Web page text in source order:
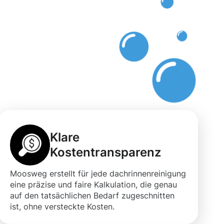
Klare
Kostentransparenz
Moosweg erstellt für jede dachrinnenreinigung
eine präzise und faire Kalkulation, die genau
auf den tatsächlichen Bedarf zugeschnitten
ist, ohne versteckte Kosten.